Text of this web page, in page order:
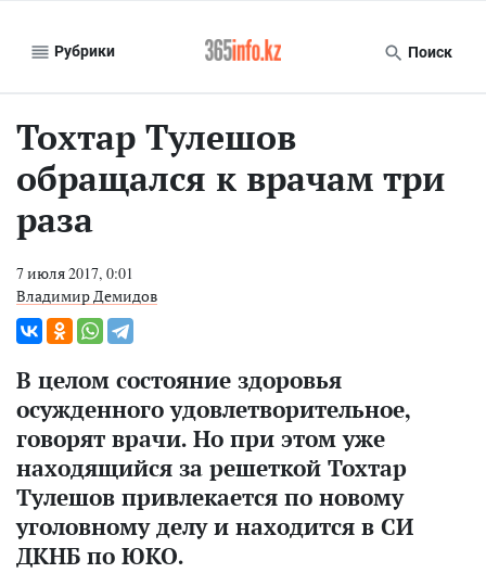
Рубрики Поиск
Тохтар Тулешов
обращался к врачам три
раза
7 июля 2017, 0:01
Владимир Демидов
В целом состояние здоровья
осужденного удовлетворительное,
говорят врачи. Но при этом уже
находящийся за решеткой Тохтар
Тулешов привлекается по новому
уголовному делу и находится в СИ
ДКНБ по ЮКО.